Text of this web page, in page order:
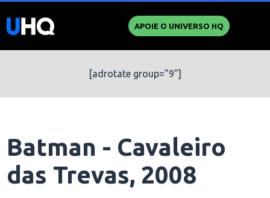
APOIE O UNIVERSO HQ
[adrotate group="9"]
Batman - Cavaleiro
das Trevas, 2008